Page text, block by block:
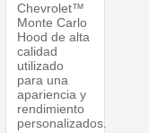
Chevrolet™
Monte Carlo
Hood de alta
calidad
utilizado
para una
apariencia y
rendimiento
personalizados.